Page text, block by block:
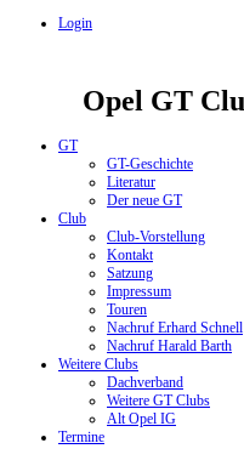
Login
Opel GT Club
GT
GT-Geschichte
Literatur
Der neue GT
Club
Club-Vorstellung
Kontakt
Satzung
Impressum
Touren
Nachruf Erhard Schnell
Nachruf Harald Barth
Weitere Clubs
Dachverband
Weitere GT Clubs
Alt Opel IG
Termine